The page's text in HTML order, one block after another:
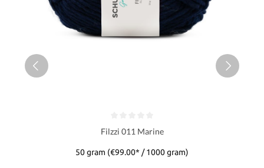
Filzzi 011 Marine
50 gram (€99.00* / 1000 gram)